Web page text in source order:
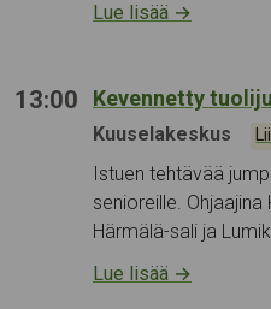
Lue lisää →
13:00 Kevennetty
Tapahtumapaikka:
Kuuselakeskus
Istuen tehtävää
senioreille.
Härmälä-sali ja
Lue lisää →